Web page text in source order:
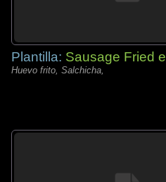
Plantilla: Sausage Fried
Huevo frito, Salchicha,